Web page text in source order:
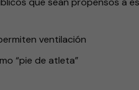
ventilación
“pie de atleta”